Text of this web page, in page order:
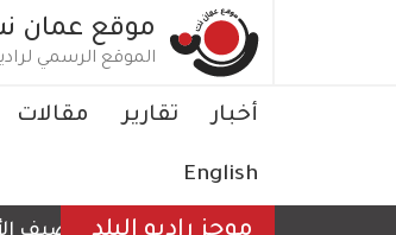
موقع عمان
الموقع الرسمي
Main
أخبار تقارير مقالات
English